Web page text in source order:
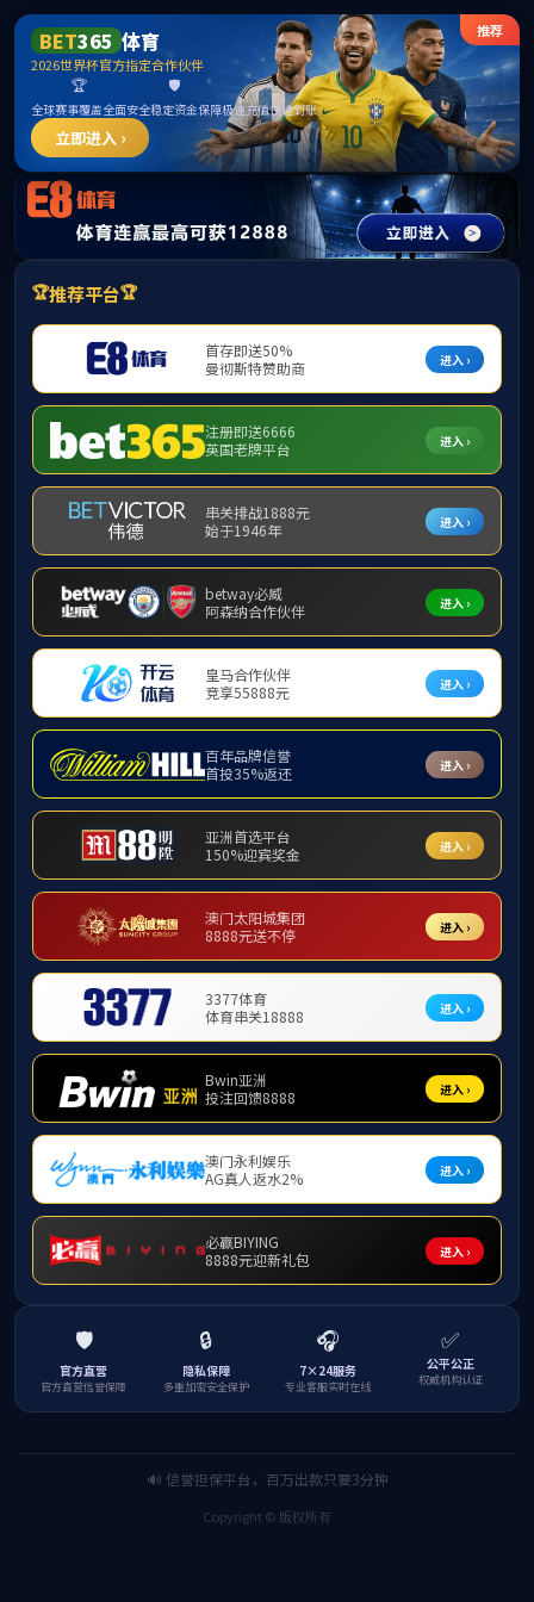
******
首页 学院概况 m88,m88.com
教学动态
m88,m88.com,明
为推进心理学科建设，优化人才培养体系，6
指导、人才培养方案论证及教师专业发展三大议题
杨振芳首先对莅临指导的广西师范大学李宏
经历，分别围绕专业发展路径、人才培养方案论证
设与人才培养质量的全面提升。